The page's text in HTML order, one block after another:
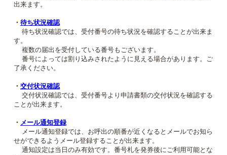
出来ます。
・ 待ち状況確認
待ち状況確認では、受付番号の待ち状況を確認することが出来ま
す。
複数の届出を受付している番号もございます。
番号によっては割り込みされたように見える場合があります。ご
了承ください。
・ 交付状況確認
交付状況確認では、受付番号より申請書類の交付状況を確認する
ことが出来ます。
・ メール通知登録
メール通知登録では、お呼出の順番が近くなるとメールでお知ら
せができるようメール登録することが出来ます。
通知設定は当日のみ有効です。番号札を発券後にご利用可能とな